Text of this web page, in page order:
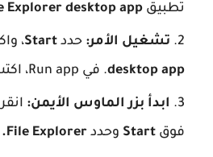
تطبيق Explorer desktop app
تشغيل الأمر: حدد Start،
desktop app. في Run app، اكتب
ابدأ بزر الماوس الأيمن:
فوق
وحدد File Explorer.